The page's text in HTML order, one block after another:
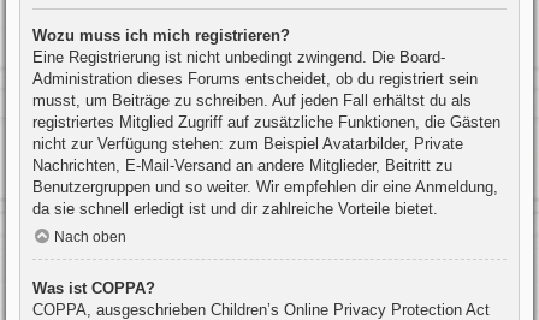
Wozu muss ich mich registrieren?
Eine Registrierung ist nicht unbedingt zwingend. Die Board-
Administration dieses Forums entscheidet, ob du registriert sein
musst, um Beiträge zu schreiben. Auf jeden Fall erhältst du als
registriertes Mitglied Zugriff auf zusätzliche Funktionen, die Gästen
nicht zur Verfügung stehen: zum Beispiel Avatarbilder, Private
Nachrichten, E-Mail-Versand an andere Mitglieder, Beitritt zu
Benutzergruppen und so weiter. Wir empfehlen dir eine Anmeldung,
da sie schnell erledigt ist und dir zahlreiche Vorteile bietet.
Nach oben
Was ist COPPA?
COPPA, ausgeschrieben Children’s Online Privacy Protection Act